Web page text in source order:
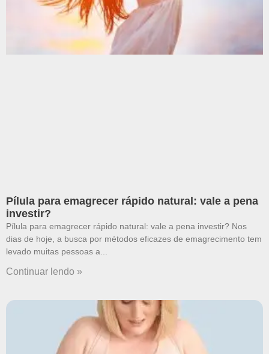
Pílula para emagrecer rápido natural: vale a pena
investir?
Pílula para emagrecer rápido natural: vale a pena investir? Nos
dias de hoje, a busca por métodos eficazes de emagrecimento tem
levado muitas pessoas a
Continuar lendo »